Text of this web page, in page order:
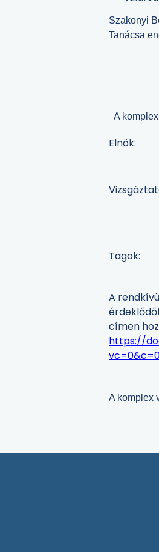
Szakonyi
Tanácsa
A
Elnök:
Tagok:
A
címen
https://
A komplex